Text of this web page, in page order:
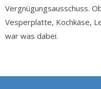
Vergnügungsausschuss.
Vesperplatte, Kochkäse,
war was dabei.